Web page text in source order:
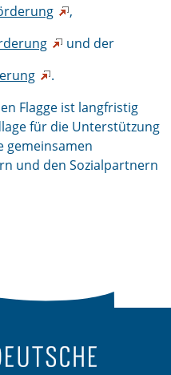
,
und der
.
Flagge ist langfristig
für die Unterstützung
gemeinsamen
und den Sozialpartnern